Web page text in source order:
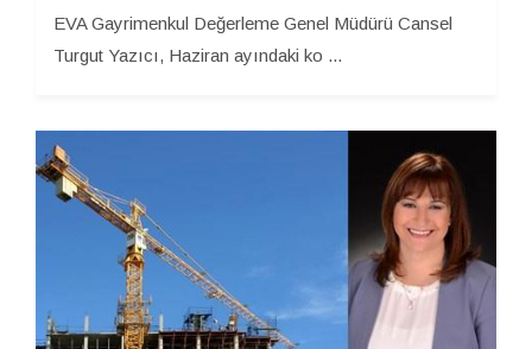
EVA Gayrimenkul Değerleme Genel Müdürü Cansel
Turgut Yazıcı, Haziran ayındaki ko ...